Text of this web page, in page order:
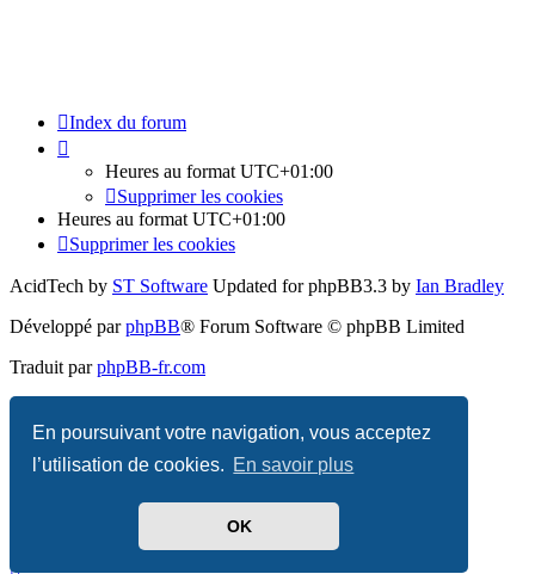
En poursuivant votre navigation, vous acceptez
l’utilisation de cookies. En savoir plus
OK
Index du forum
Heures au format UTC+01:00
Supprimer les cookies
Heures au format UTC+01:00
Supprimer les cookies
AcidTech by ST Software Updated for phpBB3.3 by Ian Bradley
Développé parphpBB® Forum Software © phpBB Limited
Traduit parphpBB-fr.com
Confidentialité